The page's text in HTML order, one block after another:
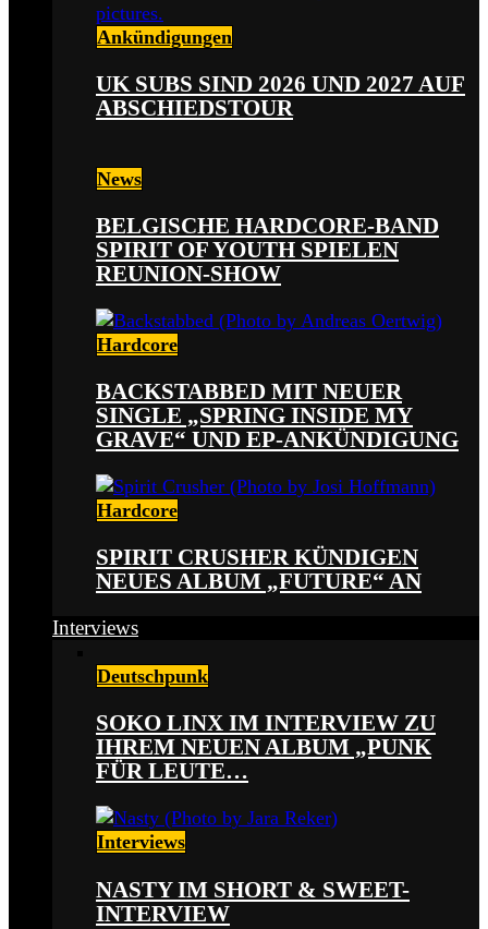
Ankündigungen
UK SUBS SIND 2026 UND 2027 AUF
ABSCHIEDSTOUR
News
BELGISCHE HARDCORE-BAND
SPIRIT OF YOUTH SPIELEN
REUNION-SHOW
Hardcore
BACKSTABBED MIT NEUER
SINGLE „SPRING INSIDE MY
GRAVE“ UND EP-ANKÜNDIGUNG
Hardcore
SPIRIT CRUSHER KÜNDIGEN
NEUES ALBUM „FUTURE“ AN
Interviews
Deutschpunk
SOKO LINX IM INTERVIEW ZU
IHREM NEUEN ALBUM „PUNK
FÜR LEUTE…
Interviews
NASTY IM SHORT & SWEET-
INTERVIEW